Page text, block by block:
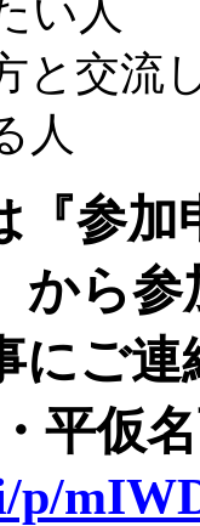
い人
と交流
人
『参
から
にご
平仮
p/